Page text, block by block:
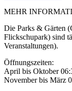
MEHR
Die Parks & Gärten
Flickschupark) sind
Veranstaltungen).
Öffnungszeiten:
April bis Oktober
November bis März